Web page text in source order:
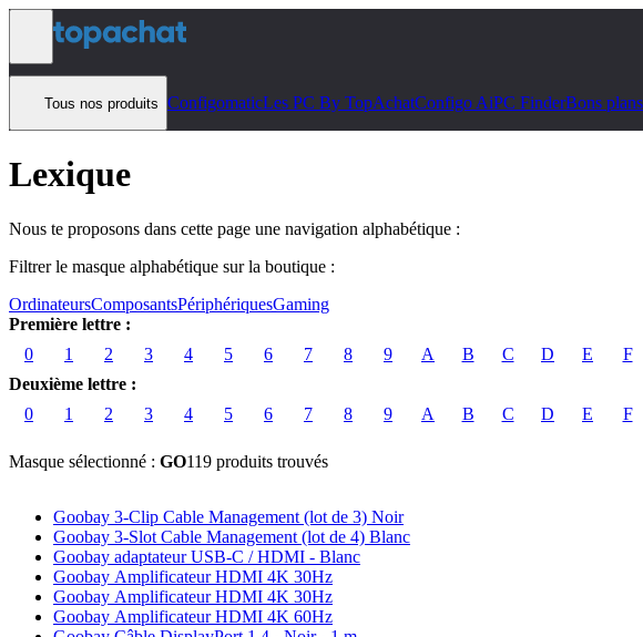
Aller au contenu
Tous nos produits ConfigomaticLes PC By TopAchatConfigo AiPC FinderBons plans
Lexique
Nous te proposons dans cette page une navigation alphabétique :
Filtrer le masque alphabétique sur la boutique :
OrdinateursComposantsPériphériquesGaming
Première lettre :
0
1 2 3 4 5 6 7 8 9 A B C D E F
Deuxième lettre :
0
1 2 3 4 5 6 7 8 9 A B C D E F
Masque sélectionné : GO119 produits trouvés
Goobay 3-Clip Cable Management (lot de 3) Noir
Goobay 3-Slot Cable Management (lot de 4) Blanc
Goobay adaptateur USB-C / HDMI - Blanc
Goobay Amplificateur HDMI 4K 30Hz
Goobay Amplificateur HDMI 4K 30Hz
Goobay Amplificateur HDMI 4K 60Hz